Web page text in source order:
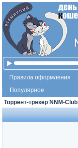
Правила оформления
Популярное
Торрент-трекер NNM-Club